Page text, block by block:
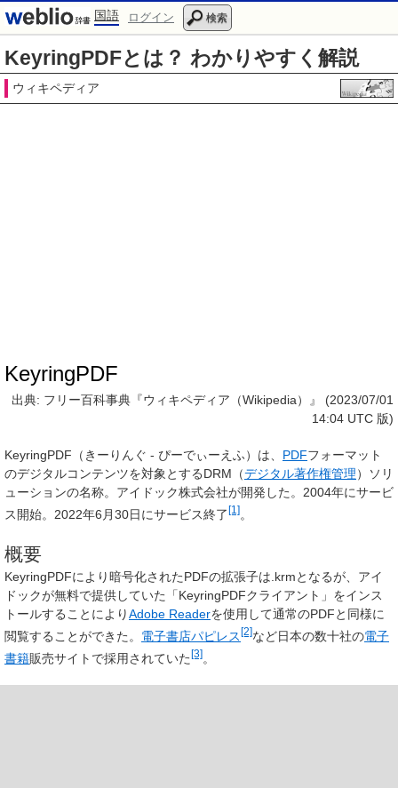
国語 ログイン 検索
KeyringPDFとは？ わかりやすく解説
ウィキペディア
KeyringPDF
出典: フリー百科事典『ウィキペディア（Wikipedia）』 (2023/07/01
14:04 UTC 版)
KeyringPDF （きーりんぐ - ぴーでぃーえふ）は、 PDFフォーマット
のデジタルコンテンツを対象とするDRM（デジタル著作権管理）ソリ
ューションの名称。アイドック株式会社が開発した。2004年にサービ
ス開始。2022年6月30日にサービス終了[1]。
概要
KeyringPDFにより暗号化されたPDFの拡張子は.krmとなるが、アイ
ドックが無料で提供していた「KeyringPDFクライアント」をインス
トールすることによりAdobe Readerを使用して通常のPDFと同様に
閲覧することができた。 電子書店パピレス[2]など日本の数十社の電子
書籍販売サイトで採用されていた[3]